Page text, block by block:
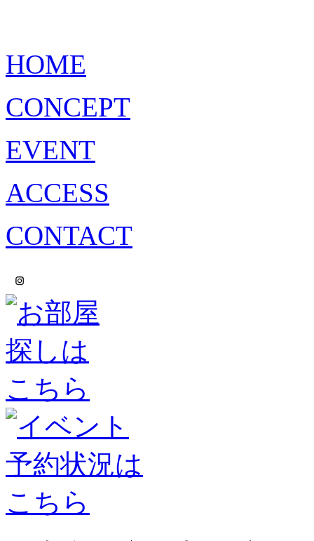
HOME
CONCEPT
EVENT
ACCESS
CONTACT